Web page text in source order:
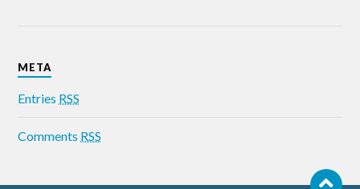
META
Entries RSS
Comments RSS